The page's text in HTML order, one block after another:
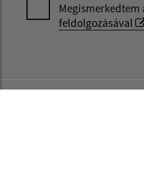
Megismerkedtem
feldolgozásával